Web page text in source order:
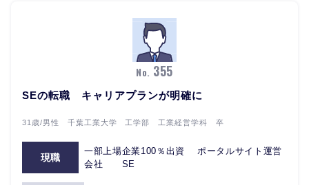
No. 355
SEの転職 キャリアプランが明確に
31歳/男性 千葉工業大学 工学部 工業経営学科 卒
現職
一部上場企業100％出資 ポータルサイト運営
会社 SE